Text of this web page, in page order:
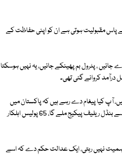
پاس مقبولیت ہوتی ہے ان کو اپنی حفاظت کے
جائیں ، پٹرول بم پھینکے جائیں، یہ نہیں ہوسکتا
کروانے گئی تھی۔
آپ کیا پیغام دے رہے ہیں کہ پاکستان میں
انصاف دہشت گرد سے ڈر گیا ہے، یہ پیغام ہے 22 کروڑ عوام کو کہ ایک شخص عدالت جائے گا تو اسے بنڈل ریلیف پیکیج ملے گا، 65 پولیس اہلکار
نہیں رہتی، ایک عدالت حکم دے کہ اسے